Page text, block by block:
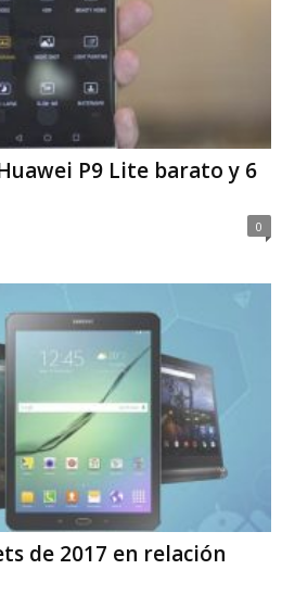
P9 Lite barato y 6
0
de 2017 en relación